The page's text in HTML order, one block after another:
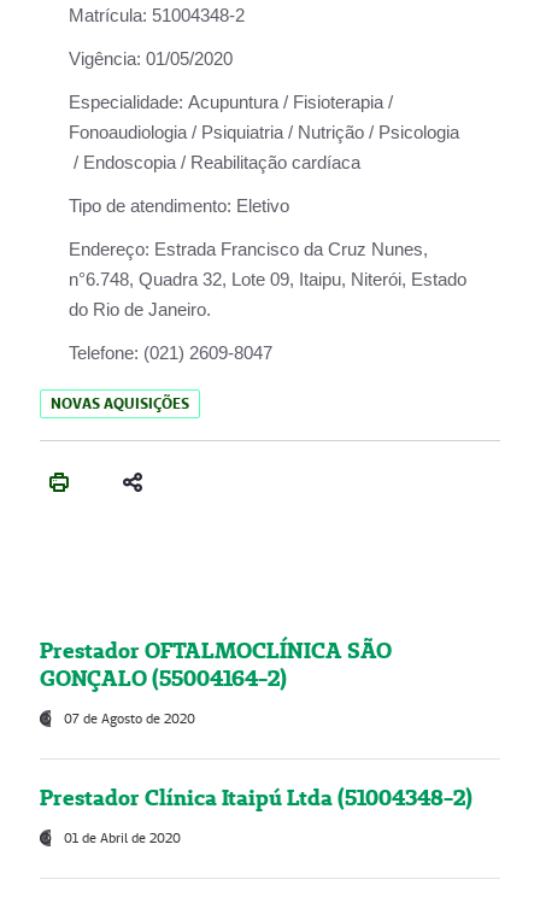
Matrícula: 51004348-2
Vigência: 01/05/2020
Especialidade: Acupuntura / Fisioterapia /
Fonoaudiologia / Psiquiatria / Nutrição / Psicologia
/ Endoscopia / Reabilitação cardíaca
Tipo de atendimento: Eletivo
Endereço: Estrada Francisco da Cruz Nunes,
n°6.748, Quadra 32, Lote 09, Itaipu, Niterói, Estado
do Rio de Janeiro.
Telefone: (021) 2609-8047
NOVAS AQUISIÇÕES
Prestador OFTALMOCLÍNICA SÃO
GONÇALO (55004164-2)
07 de Agosto de 2020
Prestador Clínica Itaipú Ltda (51004348-2)
01 de Abril de 2020